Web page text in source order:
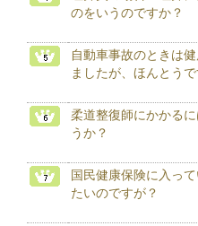
のをいうのですか？
自動車事故のときは
ましたが、ほんとうで
柔道整復師にかかる
うか？
国民健康保険に入っ
たいのですが？